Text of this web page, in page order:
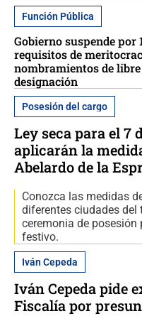
Función Pública
Gobierno suspende por
requisitos de
nombramientos de libre
designación
Posesión del cargo
Ley seca para el 7
aplicarán la
Abelardo de la
Conozca las medidas
diferentes ciudades del
ceremonia de posesión
festivo.
Iván Cepeda
Iván Cepeda pide
Fiscalía por